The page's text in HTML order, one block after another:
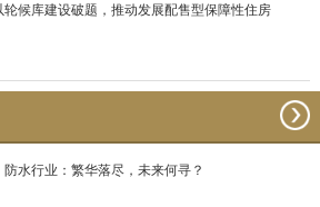
轮候库建设破题，推动发展配售型保障性住房
防水行业：繁华落尽，未来何寻？